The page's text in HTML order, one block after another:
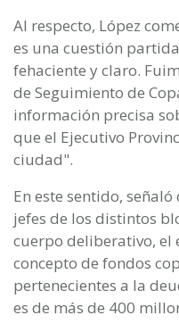
Al respecto, López
es una cuestión
fehaciente y claro.
de Seguimiento de
información precisa
que el Ejecutivo
ciudad".
En este sentido,
jefes de los distintos
cuerpo deliberativo, el
concepto de fondos
pertenecientes a la
es de más de 400